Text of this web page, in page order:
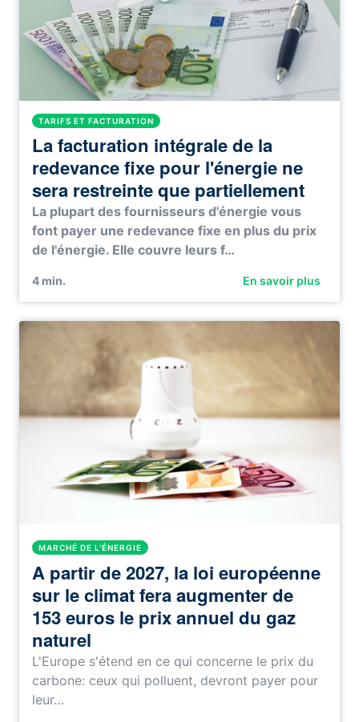
TARIFS ET FACTURATION
La facturation intégrale de la
redevance fixe pour l'énergie ne
sera restreinte que partiellement
La plupart des fournisseurs d'énergie vous
font payer une redevance fixe en plus du prix
de l'énergie. Elle couvre leurs f…
4 min. En savoir plus
MARCHÉ DE L'ÉNERGIE
A partir de 2027, la loi européenne
sur le climat fera augmenter de
153 euros le prix annuel du gaz
naturel
L'Europe s'étend en ce qui concerne le prix du
carbone: ceux qui polluent, devront payer pour
leur…